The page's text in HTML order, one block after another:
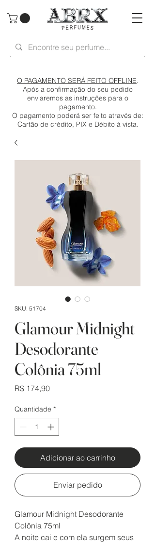
O PAGAMENTO SERÁ FEITO OFFLINE.
Após a confirmação do seu pedido
enviaremos as instruções para o
pagamento.
O pagamento poderá ser feito através de:
Cartão de crédito, PIX e Débito à vista.
SKU: 51704
Glamour Midnight
Desodorante
Colônia 75ml
R$ 174,90Preço
Quantidade *
Adicionar ao carrinho
Enviar pedido
Glamour Midnight Desodorante
Colônia 75ml
A noite cai e com ela surgem seus